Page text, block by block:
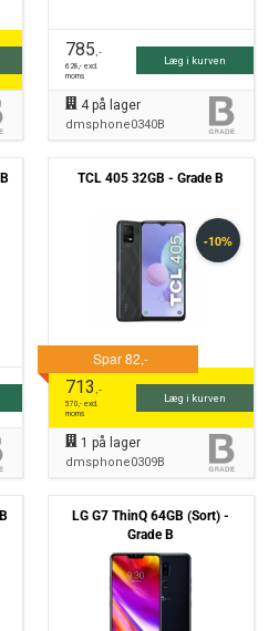
785,-
628,- excl.
moms
Læg i kurven
4på lager
dmsphone0340B
TCL 405 32GB - Grade B
713,-
570,- excl.
moms
Læg i kurven
1 på lager
dmsphone0309B
LG G7 ThinQ 64GB (Sort) -
Grade B